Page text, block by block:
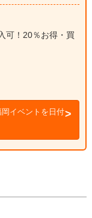
可！20％お得・買
イベントを日付